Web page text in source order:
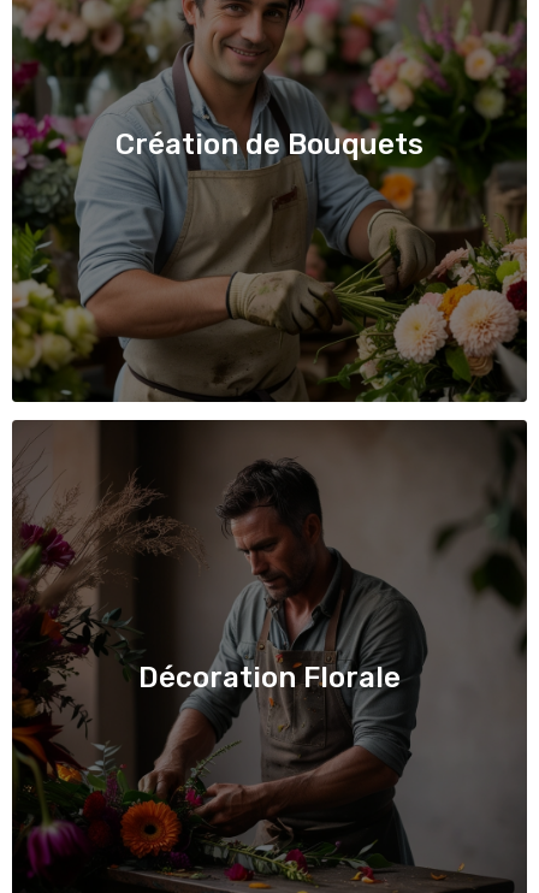
Création de Bouquets
Décoration Florale